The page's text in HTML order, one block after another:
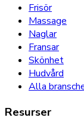
Frisör
Massage
Naglar
Fransar
Skönhet
Hudvård
Alla
Resurser